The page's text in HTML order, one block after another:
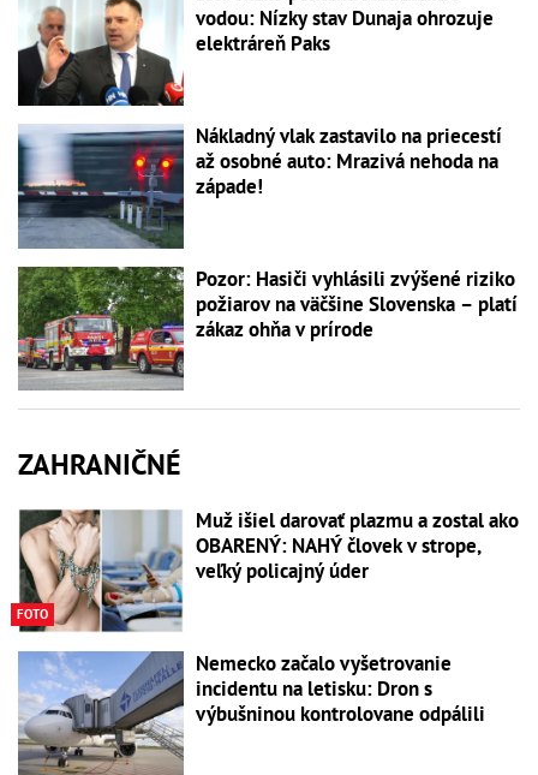
vodou: Nízky stav Dunaja ohrozuje
elektráreň Paks
Nákladný vlak zastavilo na priecestí
až osobné auto: Mrazivá nehoda na
západe!
Pozor: Hasiči vyhlásili zvýšené riziko
požiarov na väčšine Slovenska – platí
zákaz ohňa v prírode
ZAHRANIČNÉ
FOTO
Muž išiel darovať plazmu a zostal ako
OBARENÝ: NAHÝ človek v strope,
veľký policajný úder
Nemecko začalo vyšetrovanie
incidentu na letisku: Dron s
výbušninou kontrolovane odpálili